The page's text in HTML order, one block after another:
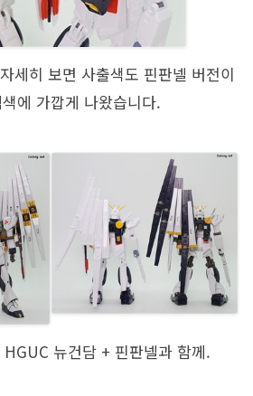
세히 보면 사출색도 핀판넬 버전이
에 가깝게 나왔습니다.
뉴건담 + 핀판넬과 함께.